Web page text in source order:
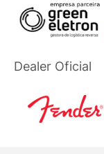
Dealer Oficial